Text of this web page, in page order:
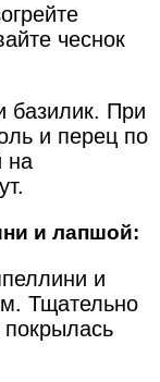
чеснок
базилик. При
и перец по
на
и лапшой:
и
Тщательно